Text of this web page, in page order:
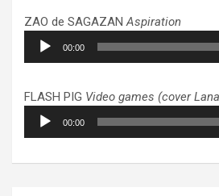
ZAO de SAGAZANAspiration
Lecteur
audio
00:00
FLASH PIG Video games (cover
Lecteur
audio
00:00